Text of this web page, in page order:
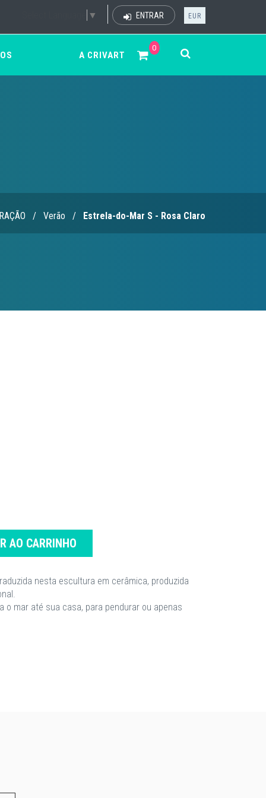
▼ ENTRAR EUR
0
A CRIVART
/ Verão / Estrela-do-Mar S - Rosa Claro
AO CARRINHO
nesta escultura em cerâmica, produzida
o mar até sua casa, para pendurar ou apenas